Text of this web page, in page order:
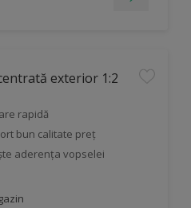
exterior 1:2
rapidă
bun calitate preț
aderența vopselei